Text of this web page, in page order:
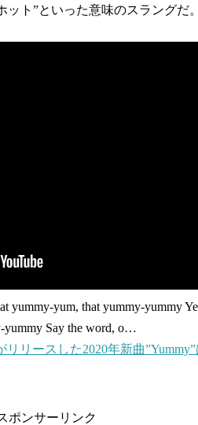
ット”といった意味のスラングだ
yummy-yum, that yummy-yummy
yummy Say the word, o…
リースした2020年新曲
ポンサーリンク